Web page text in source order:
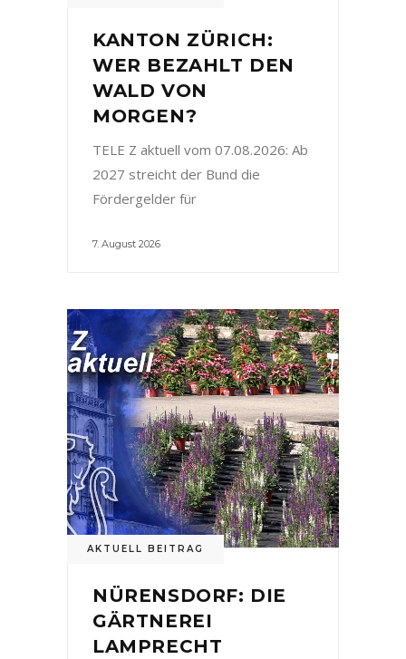
KANTON ZÜRICH:
WER BEZAHLT DEN
WALD VON
MORGEN?
TELE Z aktuell vom 07.08.2026: Ab
2027 streicht der Bund die
Fördergelder für
7. August 2026
AKTUELL BEITRAG
NÜRENSDORF: DIE
GÄRTNEREI
LAMPRECHT